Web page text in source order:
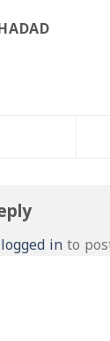
logged into